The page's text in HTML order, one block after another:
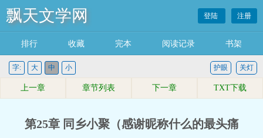
飘天文学网 登陆 注册
排行 收藏 完本 阅读记录 书架
字: 大 中 小 关灯
护眼
上一章 章节列表 下一章 TXT下载
第25章 同乡小聚（感谢昵称什么的最头痛